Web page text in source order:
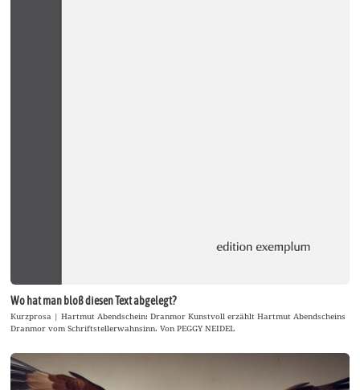
Wo hat man bloß diesen Text abgelegt?
Kurzprosa | Hartmut Abendschein: Dranmor Kunstvoll erzählt Hartmut Abendscheins
Dranmor vom Schriftstellerwahnsinn. Von PEGGY NEIDEL